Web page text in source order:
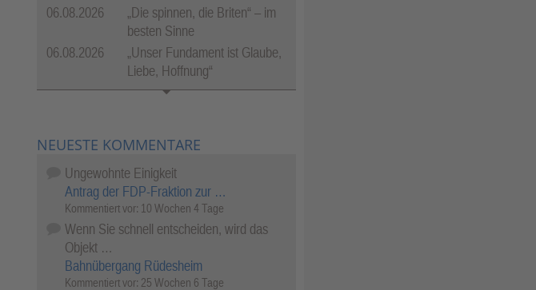
06.08.2026
„Die spinnen, die Briten“ – im
besten Sinne
06.08.2026
„Unser Fundament ist Glaube,
Liebe, Hoffnung“
NEUESTE KOMMENTARE
Ungewohnte Einigkeit
Antrag der FDP-Fraktion zur …
Kommentiert vor: 10 Wochen 4 Tage
Wenn Sie schnell entscheiden, wird das
Objekt …
Bahnübergang Rüdesheim
Kommentiert vor: 25 Wochen 6 Tage